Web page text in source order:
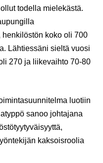
todella mielekästä.
koko oli 700
Lähtiessäni sieltä vuosi
270 ja liikevaihto 70-80
luotiin
sanoo johtajana
kaksoisroolia